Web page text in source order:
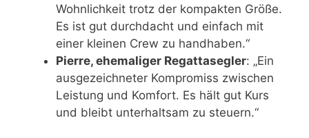
Wohnlichkeit trotz der kompakten Größe.
Es ist gut durchdacht und einfach mit
einer kleinen Crew zu handhaben.“
Pierre, ehemaliger Regattasegler: „Ein
ausgezeichneter Kompromiss zwischen
Leistung und Komfort. Es hält gut Kurs
und bleibt unterhaltsam zu steuern.“